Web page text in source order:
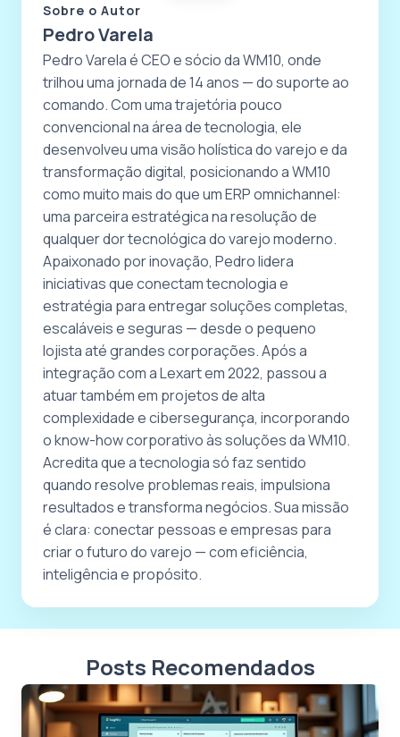
Sobre o Autor
Pedro Varela
Pedro Varela é CEO e sócio da WM10, onde
trilhou uma jornada de 14 anos — do suporte ao
comando. Com uma trajetória pouco
convencional na área de tecnologia, ele
desenvolveu uma visão holística do varejo e da
transformação digital, posicionando a WM10
como muito mais do que um ERP omnichannel:
uma parceira estratégica na resolução de
qualquer dor tecnológica do varejo moderno.
Apaixonado por inovação, Pedro lidera
iniciativas que conectam tecnologia e
estratégia para entregar soluções completas,
escaláveis e seguras — desde o pequeno
lojista até grandes corporações. Após a
integração com a Lexart em 2022, passou a
atuar também em projetos de alta
complexidade e cibersegurança, incorporando
o know-how corporativo às soluções da WM10.
Acredita que a tecnologia só faz sentido
quando resolve problemas reais, impulsiona
resultados e transforma negócios. Sua missão
é clara: conectar pessoas e empresas para
criar o futuro do varejo — com eficiência,
inteligência e propósito.
Posts Recomendados